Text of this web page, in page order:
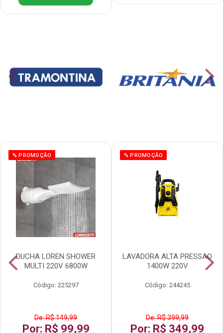
% PROMOÇÃO
DUCHA LOREN SHOWER
MULTI 220V 6800W
Código: 225297
De: R$ 149,99
Por: R$ 99,99
% PROMOÇÃO
LAVADORA ALTA PRESSAO
1400W 220V
Código: 244245
De: R$ 399,99
Por: R$ 349,99